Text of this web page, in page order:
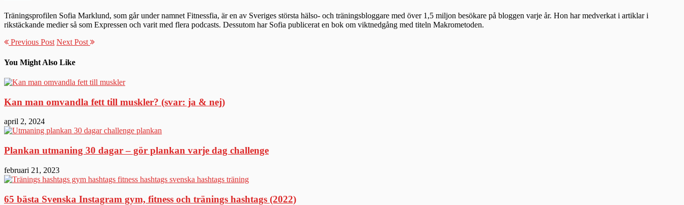
Träningsprofilen Sofia Marklund, som går under namnet Fitnessfia, är en av Sveriges största hälso- och träningsbloggare med över 1,5 miljon besökare på bloggen varje år. Hon har medverkat i artiklar i
rikstäckande medier så som Expressen och varit med flera podcasts. Dessutom har Sofia publicerat en bok om viktnedgång med titeln Makrometoden.
Previous Post Next Post
You Might Also Like
Kan man omvandla fett till muskler? (svar: ja & nej)
april 2, 2024
Plankan utmaning 30 dagar – gör plankan varje dag challenge
februari 21, 2023
65 bästa Svenska Instagram gym, fitness och tränings hashtags (2022)